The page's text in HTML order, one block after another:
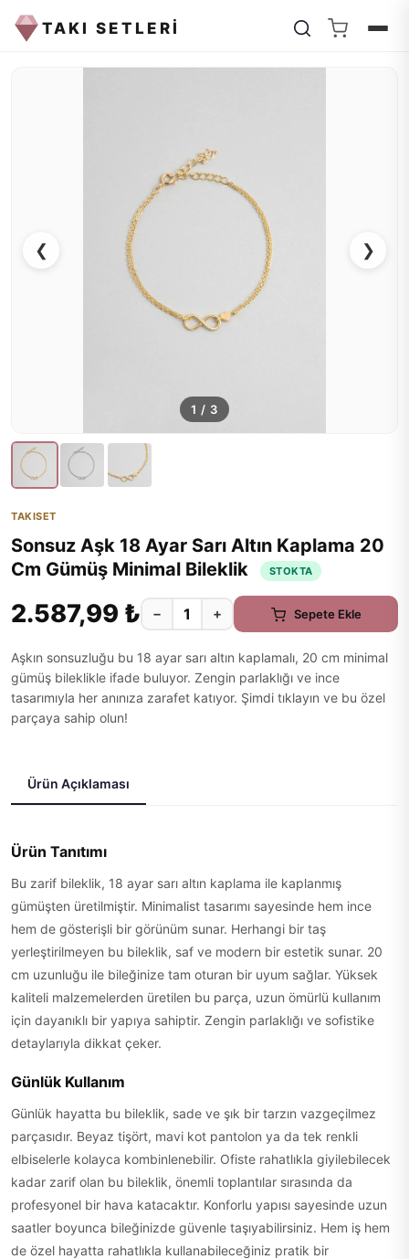
TAKI SETLERİ
❮ ❯
1 / 3
TAKISET
Sonsuz Aşk 18 Ayar Sarı Altın Kaplama 20
Cm Gümüş Minimal Bileklik
STOKTA
2.587,99 ₺ − + Sepete Ekle
Aşkın sonsuzluğu bu 18 ayar sarı altın kaplamalı, 20 cm minimal
gümüş bileklikle ifade buluyor. Zengin parlaklığı ve ince
tasarımıyla her anınıza zarafet katıyor. Şimdi tıklayın ve bu özel
parçaya sahip olun!
Ürün Açıklaması
Ürün Tanıtımı
Bu zarif bileklik, 18 ayar sarı altın kaplama ile kaplanmış
gümüşten üretilmiştir. Minimalist tasarımı sayesinde hem ince
hem de gösterişli bir görünüm sunar. Herhangi bir taş
yerleştirilmeyen bu bileklik, saf ve modern bir estetik sunar. 20
cm uzunluğu ile bileğinize tam oturan bir uyum sağlar. Yüksek
kaliteli malzemelerden üretilen bu parça, uzun ömürlü kullanım
için dayanıklı bir yapıya sahiptir. Zengin parlaklığı ve sofistike
detaylarıyla dikkat çeker.
Günlük Kullanım
Günlük hayatta bu bileklik, sade ve şık bir tarzın vazgeçilmez
parçasıdır. Beyaz tişört, mavi kot pantolon ya da tek renkli
elbiselerle kolayca kombinlenebilir. Ofiste rahatlıkla giyilebilecek
kadar zarif olan bu bileklik, önemli toplantılar sırasında da
profesyonel bir hava katacaktır. Konforlu yapısı sayesinde uzun
saatler boyunca bileğinizde güvenle taşıyabilirsiniz. Hem iş hem
de özel hayatta rahatlıkla kullanabileceğiniz pratik bir